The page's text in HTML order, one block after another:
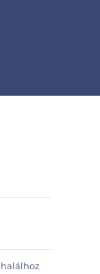
halálhoz